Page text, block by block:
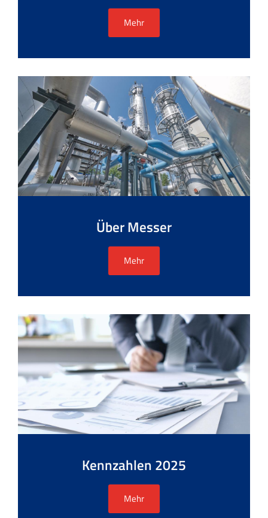
Über Messer
Mehr
Kennzahlen 2025
Mehr
Mehr